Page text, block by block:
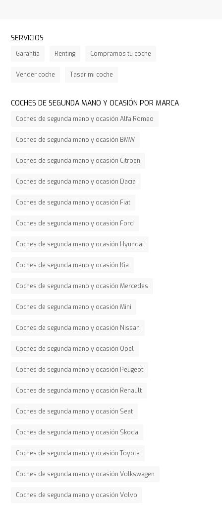
SERVICIOS
Garantía Renting Compramos tu coche
Vender coche Tasar mi coche
COCHES DE SEGUNDA MANO Y OCASIÓN POR MARCA
Coches de segunda mano y ocasión Alfa Romeo
Coches de segunda mano y ocasión BMW
Coches de segunda mano y ocasión Citroen
Coches de segunda mano y ocasión Dacia
Coches de segunda mano y ocasión Fiat
Coches de segunda mano y ocasión Ford
Coches de segunda mano y ocasión Hyundai
Coches de segunda mano y ocasión Kia
Coches de segunda mano y ocasión Mercedes
Coches de segunda mano y ocasión Mini
Coches de segunda mano y ocasión Nissan
Coches de segunda mano y ocasión Opel
Coches de segunda mano y ocasión Peugeot
Coches de segunda mano y ocasión Renault
Coches de segunda mano y ocasión Seat
Coches de segunda mano y ocasión Skoda
Coches de segunda mano y ocasión Toyota
Coches de segunda mano y ocasión Volkswagen
Coches de segunda mano y ocasión Volvo